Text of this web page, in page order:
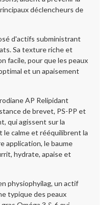
déclencheurs de
d'actifs subministrant
Sa texture riche et
facile, pour que les peaux
et un apaisement
AP Relipidant
de brevet, PS-PP et
qui agissent sur la
le calme et rééquilibrent la
application, le baume
hydrate, apaise et
physiophyilag, un actif
typique des peaux